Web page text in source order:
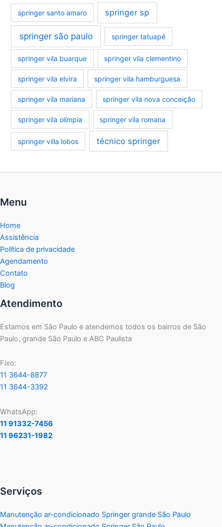
springer santo amaro springer sp
springer são paulo springer tatuapé
springer vila buarque springer vila clementino
springer vila elvira springer vila hamburguesa
springer vila mariana springer vila nova conceição
springer vila olímpia springer vila romana
springer villa lobos técnico springer
Menu
Home
Assistência
Política de privacidade
Agendamento
Contato
Blog
Atendimento
Estamos em São Paulo e atendemos todos os bairros de São
Paulo, grande São Paulo e ABC Paulista
Fixo:
11 3644-8877
11 3644-3392
WhatsApp:
11 91332-7456
11 96231-1982
Serviços
Manutenção ar-condicionado Springer grande São Paulo